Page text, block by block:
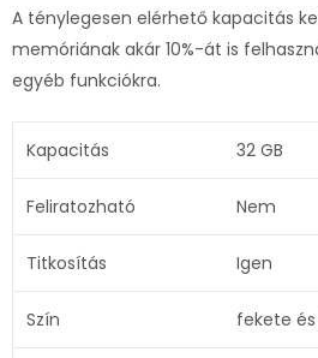
A ténylegesen elérhető kapacitás
memóriának akár 10%-át is
egyéb funkciókra.
Kapacitás 32 GB
Feliratozható Nem
Titkosítás Igen
Szín fekete